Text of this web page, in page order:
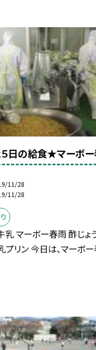
５日の給食★マーボ
11/28
11/28
乳 マーボー春雨 酢じょ
プリン 今日は、マーボ